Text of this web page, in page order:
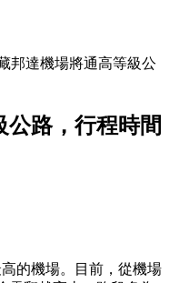
邦達機場將通高等級公
路，行程時間
的機場。目前，從機場